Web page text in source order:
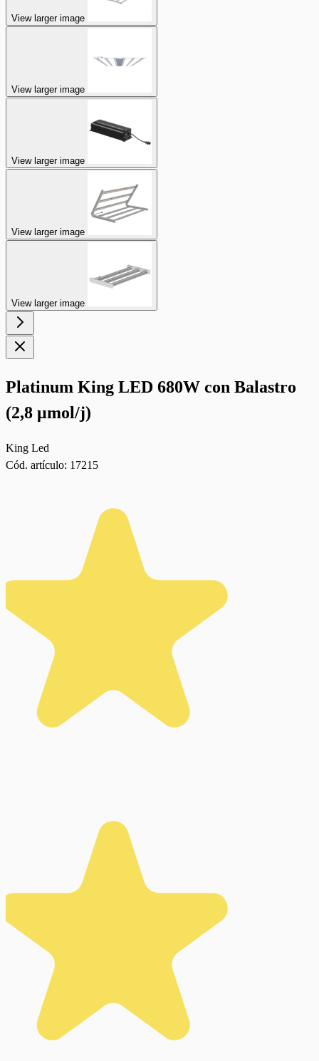
View larger image
View larger image
View larger image
View larger image
View larger image
Platinum King LED 680W con Balastro
(2,8 μmol/j)
King Led
Cód. artículo: 17215